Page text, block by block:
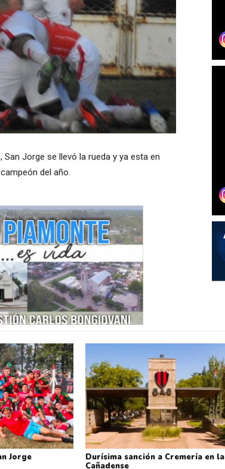
Jorge se llevó la rueda y ya esta en
del año.
Jorge
Durísima sanción a Cremería en la
Cañadense